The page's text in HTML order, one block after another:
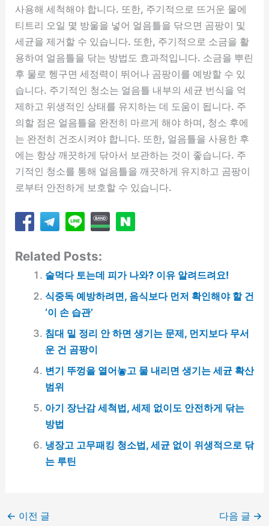
사용해 세척해야 합니다. 또한, 주기적으로 뜨거운 물에
티트리 오일 몇 방울을 넣어 얼음틀을 닦으면 곰팡이 및
세균을 제거할 수 있습니다. 또한, 주기적으로 소금을 활
용하여 얼음틀을 닦는 방법도 효과적입니다. 소금을 뿌린
후 물로 헹구면 세정력이 뛰어나 곰팡이를 예방할 수 있
습니다. 주기적인 청소는 얼음틀 내부의 세균 번식을 억
제하고 위생적인 상태를 유지하는 데 도움이 됩니다. 주
의할 점은 얼음틀을 완전히 마르게 해야 하며, 청소 후에
는 완전히 건조시켜야 합니다. 또한, 얼음틀을 사용한 후
에는 항상 깨끗하게 닦아서 보관하는 것이 좋습니다. 주
기적인 청소를 통해 얼음틀을 깨끗하게 유지하고 곰팡이
로부터 안전하게 보호할 수 있습니다.
Related Posts:
술먹다 토는데 피가 나와? 이유 알려드려요!
식중독 예방하려면, 음식보다 먼저 확인해야 할 건
‘이 손 습관’
침대 밑 정리 안 하면 생기는 문제, 먼지보다 무서
운 건 곰팡이
변기 뚜껑을 열어놓고 물 내리면 생기는 세균 확산
범위
아기 장난감 세척법, 세제 없이도 안전하게 닦는
방법
냉장고 고무패킹 청소법, 세균 없이 위생적으로 닦
는 루틴
← 이전 글 다음 글 →